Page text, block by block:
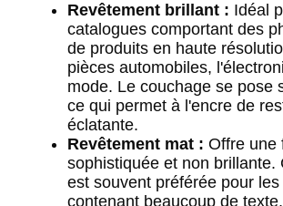
Revêtement brillant : Idéal
catalogues comportant des
de produits en haute
pièces automobiles,
mode. Le couchage se pose
ce qui permet à l'encre de
éclatante.
Revêtement mat : Offre une
sophistiquée et non brillante.
est souvent préférée pour
contenant beaucoup de